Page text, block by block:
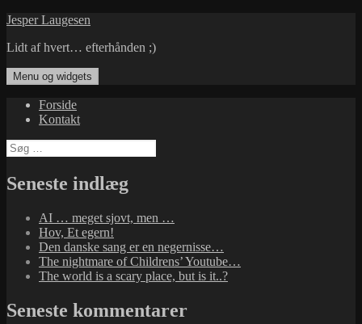
Hop
indhold
Jesper Laugesen
Lidt af hvert… efterhånden ;)
Menu og widgets
Forside
Kontakt
Søg
efter:
Seneste indlæg
AI … meget sjovt, men …
Hov, Et egern!
Den danske sang er en negernisse…
The nightmare of Childrens’ Youtube…
The world is a scary place, but is it..?
Seneste kommentarer